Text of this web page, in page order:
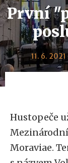
První
11. 6.
Hustopeče
Moraviae.